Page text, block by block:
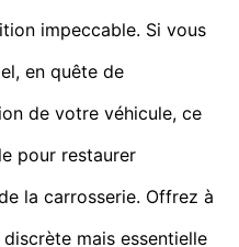
impeccable. Si vous
en quête de
de votre véhicule, ce
pour restaurer
la carrosserie. Offrez à
mais essentielle